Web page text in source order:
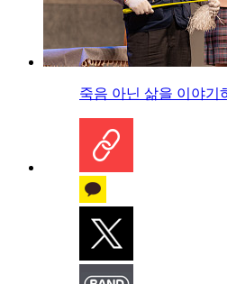
죽음 아닌 삶을 이야기